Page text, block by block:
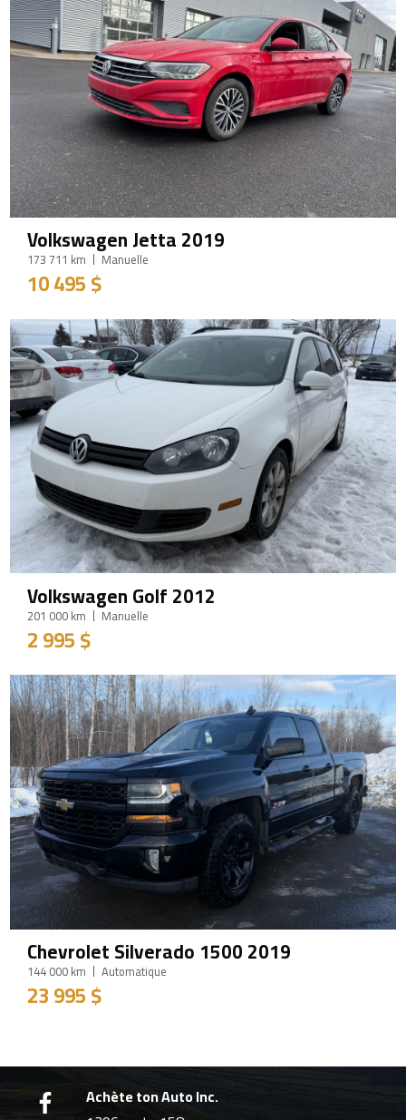
Volkswagen Jetta 2019
173 711 km Manuelle
10 495 $
Volkswagen Golf 2012
201 000 km Manuelle
2 995 $
Chevrolet Silverado 1500 2019
144 000 km Automatique
23 995 $
Achète ton Auto Inc.